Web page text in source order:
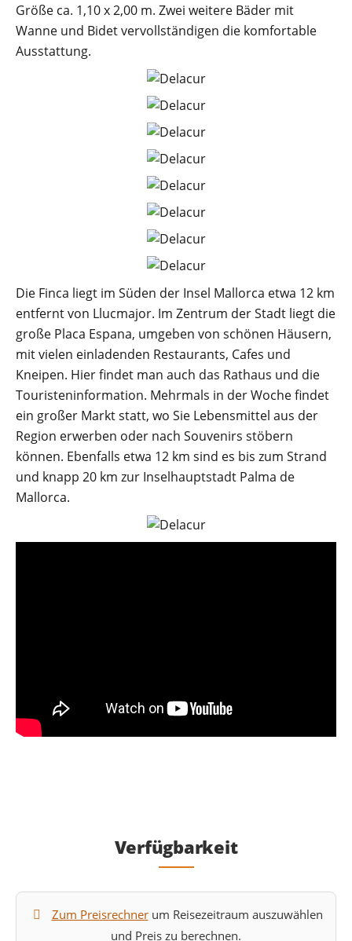
Größe ca. 1,10 x 2,00 m. Zwei weitere Bäder mit
Wanne und Bidet vervollständigen die komfortable
Ausstattung.
Die Finca liegt im Süden der Insel Mallorca etwa 12 km
entfernt von Llucmajor. Im Zentrum der Stadt liegt die
große Placa Espana, umgeben von schönen Häusern,
mit vielen einladenden Restaurants, Cafes und
Kneipen. Hier findet man auch das Rathaus und die
Touristeninformation. Mehrmals in der Woche findet
ein großer Markt statt, wo Sie Lebensmittel aus der
Region erwerben oder nach Souvenirs stöbern
können. Ebenfalls etwa 12 km sind es bis zum Strand
und knapp 20 km zur Inselhauptstadt Palma de
Mallorca.
Verfügbarkeit
Zum Preisrechnerum Reisezeitraum auszuwählen
und Preis zu berechnen.